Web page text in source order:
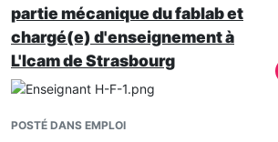
développement de liens et de
coopérations au niveau européen.
Pour ce nouveau mandat, je souhaite
poursuivre cet engagement en continuant
à :
concrètes et collectives,
partie mécanique du fablab et
chargé(e) d'enseignement à
L'Icam de Strasbourg
POSTÉ DANS EMPLOI